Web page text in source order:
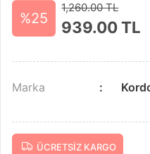
%25
1,260.00 TL
939.00TL
Marka
ÜCRETSIZ KARGO